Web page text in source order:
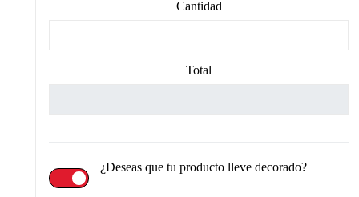
Cantidad
Total
¿Deseas que tu producto lleve decorado?